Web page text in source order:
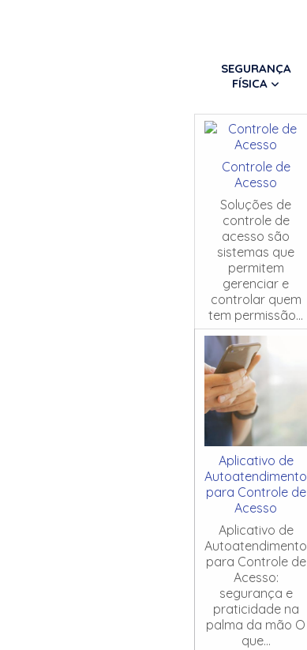
SEGURANÇA
FÍSICA
Controle de
Acesso
Soluções de
controle de
acesso são
sistemas que
permitem
gerenciar e
controlar quem
tem permissão...
Aplicativo de
Autoatendimento
para Controle de
Acesso
Aplicativo de
Autoatendimento
para Controle de
Acesso:
segurança e
praticidade na
palma da mão O
que...